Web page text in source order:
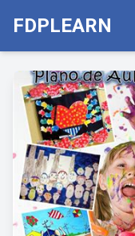
FDPLEARN